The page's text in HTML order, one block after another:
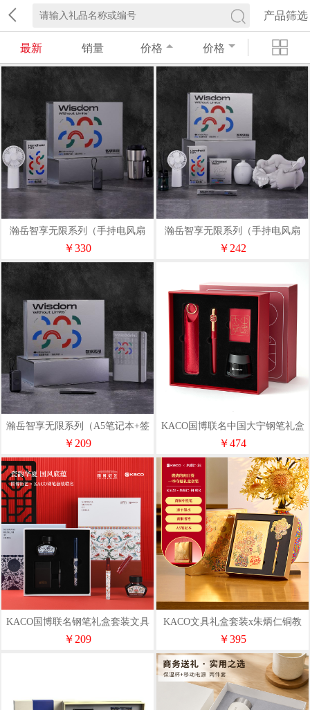
产品筛选
最新 销量 价格 价格
瀚岳智享无限系列（手持电风扇
+充电宝+乐扣咖啡杯）
￥330
瀚岳智享无限系列（手持电风扇
+宋朝香氛+充气U型枕）
￥242
瀚岳智享无限系列（A5笔记本+签
字笔+充电宝）
￥209
KACO国博联名中国大宁钢笔礼盒
￥474
KACO国博联名钢笔礼盒套装文具
套装
￥209
KACO文具礼盒套装x朱炳仁铜教
师节母亲节节日送礼
￥395